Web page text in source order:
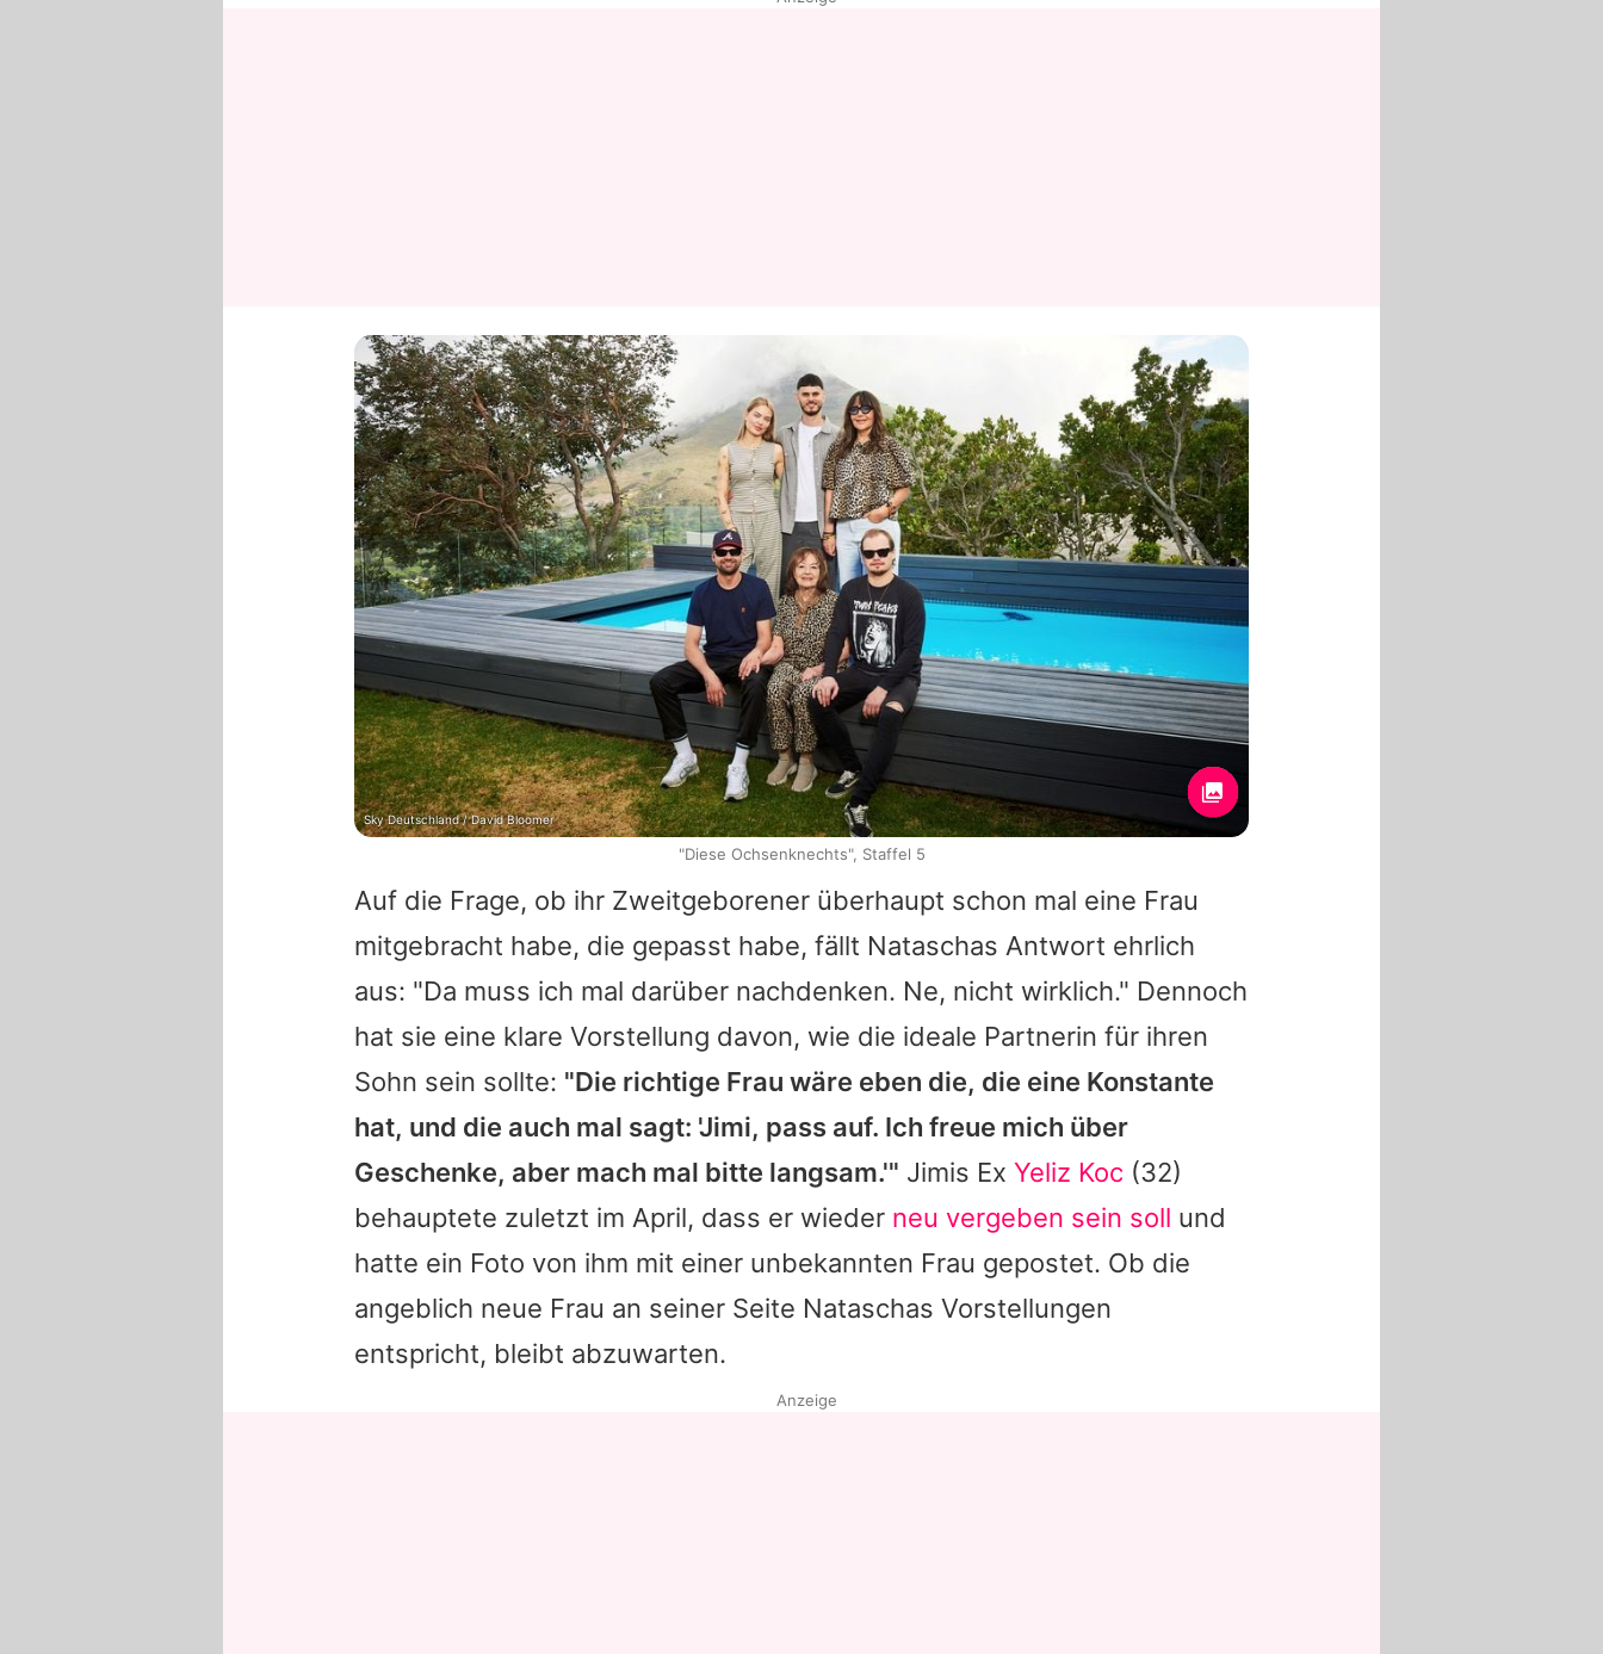
Auf die Frage, ob ihr Zweitgeborener überhaupt schon mal eine Frau
mitgebracht habe, die gepasst habe, fällt Nataschas Antwort ehrlich
aus: "Da muss ich mal darüber nachdenken. Ne, nicht wirklich." Dennoch
hat sie eine klare Vorstellung davon, wie die ideale Partnerin für ihren
Sohn sein sollte: "Die richtige Frau wäre eben die, die eine Konstante
hat, und die auch mal sagt: ' Jimi, pass auf. Ich freue mich über
Geschenke, aber mach mal bitte langsam.'" Jimis Ex Yeliz Koc (32)
behauptete zuletzt im April, dass er wieder neu vergeben sein soll und
hatte ein Foto von ihm mit einer unbekannten Frau gepostet. Ob die
angeblich neue Frau an seiner Seite Nataschas Vorstellungen
entspricht, bleibt abzuwarten.
Sky Deutschland / David Bloomer
"Diese Ochsenknechts", Staffel 5
Anzeige